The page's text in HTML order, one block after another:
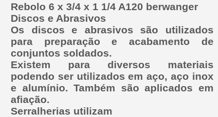
Rebolo 6 x 3/4 x 1 1/4 A120 berwanger
Discos e Abrasivos
Os discos e abrasivos são utilizados
para preparação e acabamento de
conjuntos soldados.
Existem para diversos materiais
podendo ser utilizados em aço, aço inox
e alumínio. Também são aplicados em
afiação.
Serralherias utilizam